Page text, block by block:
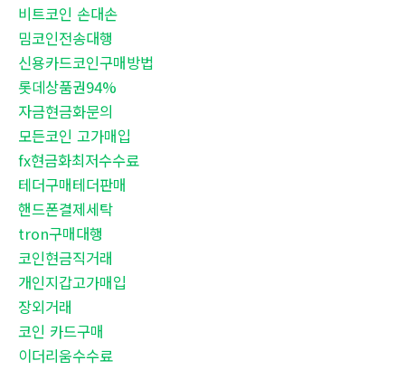
비트코인 손대손
밈코인전송대행
신용카드코인구매방법
롯데상품권94%
자금현금화문의
모든코인 고가매입
fx현금화최저수수료
테더구매테더판매
핸드폰결제세탁
tron구매대행
코인현금직거래
개인지갑고가매입
장외거래
코인 카드구매
이더리움수수료